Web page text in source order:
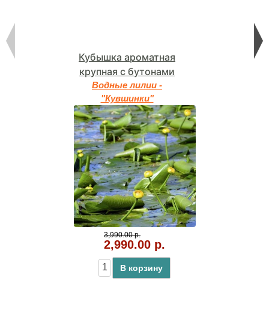
Кубышка ароматная
крупная с бутонами
Водные лилии -
"Кувшинки"
3,990.00 р.
2,990.00 р.
В корзину